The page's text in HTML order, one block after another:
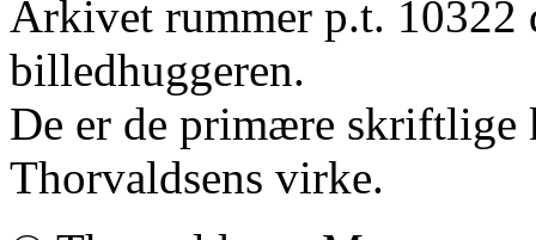
Arkivet rummer p.t.
billedhuggeren.
De er de primære
Thorvaldsens virke.